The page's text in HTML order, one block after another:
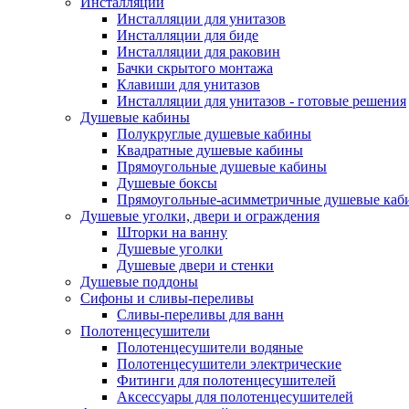
Инсталляции для унитазов
Инсталляции для биде
Инсталляции для раковин
Бачки скрытого монтажа
Клавиши для унитазов
Инсталляции для унитазов - готовые решения
Душевые кабины
Полукруглые душевые кабины
Квадратные душевые кабины
Прямоугольные душевые кабины
Душевые боксы
Прямоугольные-асимметричные душевые
Душевые уголки, двери и ограждения
Шторки на ванну
Душевые уголки
Душевые двери и стенки
Душевые поддоны
Сифоны и сливы-переливы
Сливы-переливы для ванн
Полотенцесушители
Полотенцесушители водяные
Полотенцесушители электрические
Фитинги для полотенцесушителей
Аксессуары для полотенцесушителей